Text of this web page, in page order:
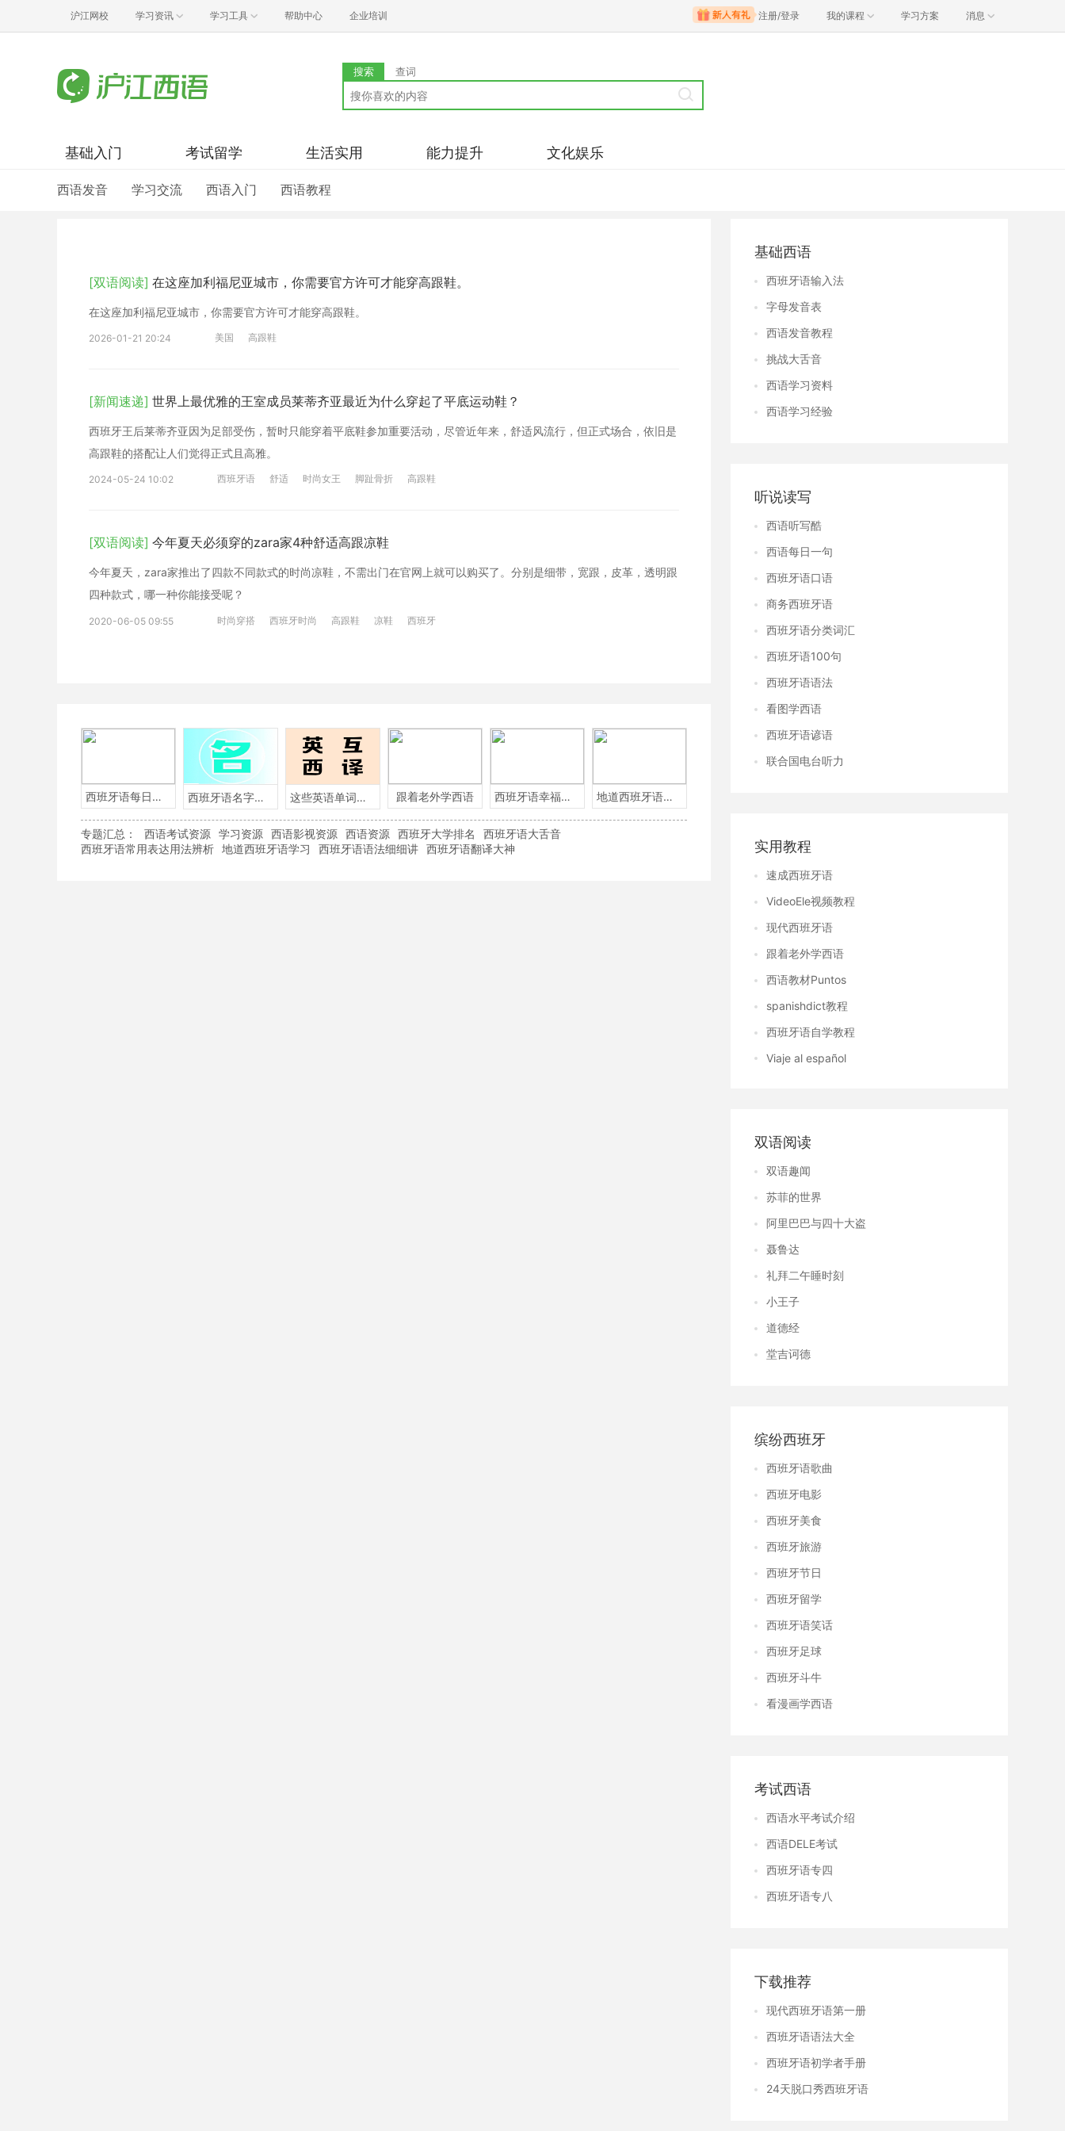
沪江网校 学习资讯 学习工具 帮助中心 企业培训 注册/登录 我的课程 学习方案 消息
搜索 查词
基础入门 考试留学 生活实用 能力提升 文化娱乐
西语发音 学习交流 西语入门 西语教程
[双语阅读] 在这座加利福尼亚城市，你需要官方许可才能穿高跟鞋。
在这座加利福尼亚城市，你需要官方许可才能穿高跟鞋。
2026-01-21 20:24 美国 高跟鞋
[新闻速递] 世界上最优雅的王室成员莱蒂齐亚最近为什么穿起了平底运动鞋？
西班牙王后莱蒂齐亚因为足部受伤，暂时只能穿着平底鞋参加重要活动，尽管近年来，舒适风流行，但正式场合，依旧是
高跟鞋的搭配让人们觉得正式且高雅。
2024-05-24 10:02 西班牙语 舒适 时尚女王 脚趾骨折 高跟鞋
[双语阅读] 今年夏天必须穿的zara家4种舒适高跟凉鞋
今年夏天，zara家推出了四款不同款式的时尚凉鞋，不需出门在官网上就可以购买了。分别是细带，宽跟，皮革，透明跟
四种款式，哪一种你能接受呢？
2020-06-05 09:55 时尚穿搭 西班牙时尚 高跟鞋 凉鞋 西班牙
西班牙语每日一句 西班牙语名字含义 这些英语单词用西班牙语怎么说？ 跟着老外学西语 西班牙语幸福小言 地道西班牙语必备
专题汇总： 西语考试资源 学习资源 西语影视资源 西语资源 西班牙大学排名
西班牙语大舌音
西班牙语常用表达用法辨析 地道西班牙语学习 西班牙语语法细细讲 西班牙语翻译大神
基础西语
西班牙语输入法
字母发音表
西语发音教程
挑战大舌音
西语学习资料
西语学习经验
听说读写
西语听写酷
西语每日一句
西班牙语口语
商务西班牙语
西班牙语分类词汇
西班牙语100句
西班牙语语法
看图学西语
西班牙语谚语
联合国电台听力
实用教程
速成西班牙语
VideoEle视频教程
现代西班牙语
跟着老外学西语
西语教材Puntos
spanishdict教程
西班牙语自学教程
Viaje al español
双语阅读
双语趣闻
苏菲的世界
阿里巴巴与四十大盗
聂鲁达
礼拜二午睡时刻
小王子
道德经
堂吉诃德
缤纷西班牙
西班牙语歌曲
西班牙电影
西班牙美食
西班牙旅游
西班牙节日
西班牙留学
西班牙语笑话
西班牙足球
西班牙斗牛
看漫画学西语
考试西语
西语水平考试介绍
西语DELE考试
西班牙语专四
西班牙语专八
下载推荐
现代西班牙语第一册
西班牙语语法大全
西班牙语初学者手册
24天脱口秀西班牙语